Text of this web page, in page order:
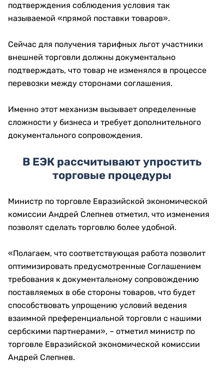
подтверждения соблюдения условия так
называемой «прямой поставки товаров».
Сейчас для получения тарифных льгот участники
внешней торговли должны документально
подтверждать, что товар не изменялся в процессе
перевозки между сторонами соглашения.
Именно этот механизм вызывает определенные
сложности у бизнеса и требует дополнительного
документального сопровождения.
В ЕЭК рассчитывают упростить
торговые процедуры
Министр по торговле Евразийской экономической
комиссии Андрей Слепнев отметил, что изменения
позволят сделать торговлю более удобной.
«Полагаем, что соответствующая работа позволит
оптимизировать предусмотренные Соглашением
требования к документальному сопровождению
поставляемых в обе стороны товаров, что будет
способствовать упрощению условий ведения
взаимной преференциальной торговли с нашими
сербскими партнерами», – отметил министр по
торговле Евразийской экономической комиссии
Андрей Слепнев.